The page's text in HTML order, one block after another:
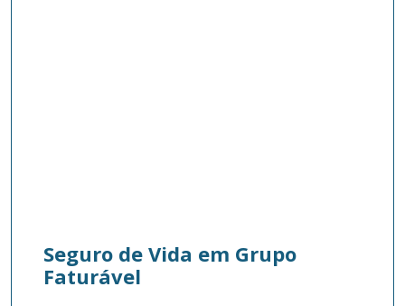
Seguro de Vida em Grupo
Faturável